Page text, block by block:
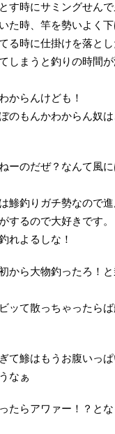
す時にサミングせんで
た時、竿を勢いよく
る時に仕掛けを落と
しまうと釣りの時間
からんけども！
のもんかわからん奴
ーのだぜ？なんて風
鯵釣りガチ勢なので
するので大好きです。
れよるしな！
から大物釣ったろ！
ッて散っちゃったら
て鯵はもうお腹いっ
なぁ
たらアワァー！？と